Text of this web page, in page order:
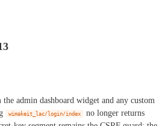
admin dashboard widget and any custom
wimakeit_lac/login/index
no longer returns